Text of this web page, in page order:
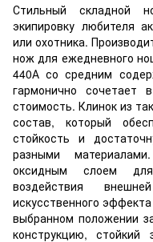
Стильный складной
экипировку любителя
или охотника.
нож для ежедневного
440А со средним
гармонично
стоимость. Клинок из
состав, который
стойкость и
разными
оксидным слоем
воздействия
искусственного
выбранном положении
конструкцию, стойкий